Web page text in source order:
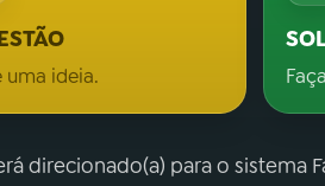
uma ideia.
direcionado(a) para o sistema